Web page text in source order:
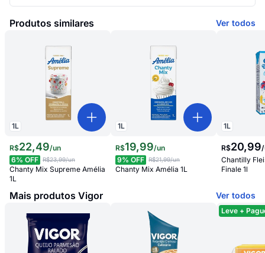
Produtos similares Ver todos
1L
R$22,49/un
6% OFF R$23,99/un
Chanty Mix Supreme Amélia
1L
1L
R$19,99/un
9% OFF R$21,99/un
Chanty Mix Amélia 1L
1L
R$20,99/
Chantilly
Finale 1l
Mais produtos Vigor Ver todos
Leve +